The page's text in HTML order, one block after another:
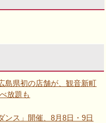
島県初の店舗が、観音新町
放題も
ンス」開催、8月8日・9日